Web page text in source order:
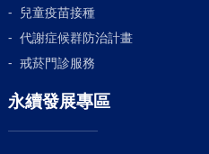
兒童疫苗接種
代謝症候群防治計畫
戒菸門診服務
永續發展專區